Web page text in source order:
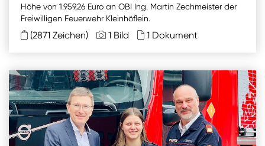
Höhe von 1.959,26 Euro an OBI Ing. Martin Zechmeister der
Freiwilligen Feuerwehr Kleinhöflein.
(2871 Zeichen) 1 Bild 1 Dokument